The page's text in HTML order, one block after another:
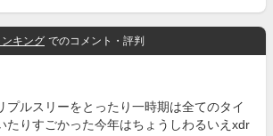
キング でのコメント・評判
プルスリーをとったり一時期は全てのタイ
たりすごかった今年はちょうしわるいえxdr